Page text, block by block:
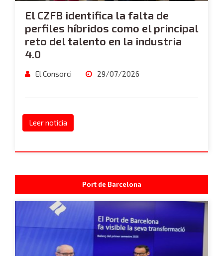
El CZFB identifica la falta de
perfiles híbridos como el principal
reto del talento en la industria
4.0
El Consorci 29/07/2026
Leer noticia
Port de Barcelona